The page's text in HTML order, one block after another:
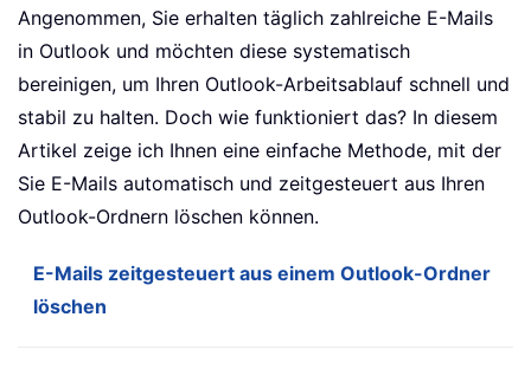
Angenommen, Sie erhalten täglich zahlreiche E-Mails
in Outlook und möchten diese systematisch
bereinigen, um Ihren Outlook-Arbeitsablauf schnell und
stabil zu halten. Doch wie funktioniert das? In diesem
Artikel zeige ich Ihnen eine einfache Methode, mit der
Sie E-Mails automatisch und zeitgesteuert aus Ihren
Outlook-Ordnern löschen können.
E-Mails zeitgesteuert aus einem Outlook-Ordner
löschen